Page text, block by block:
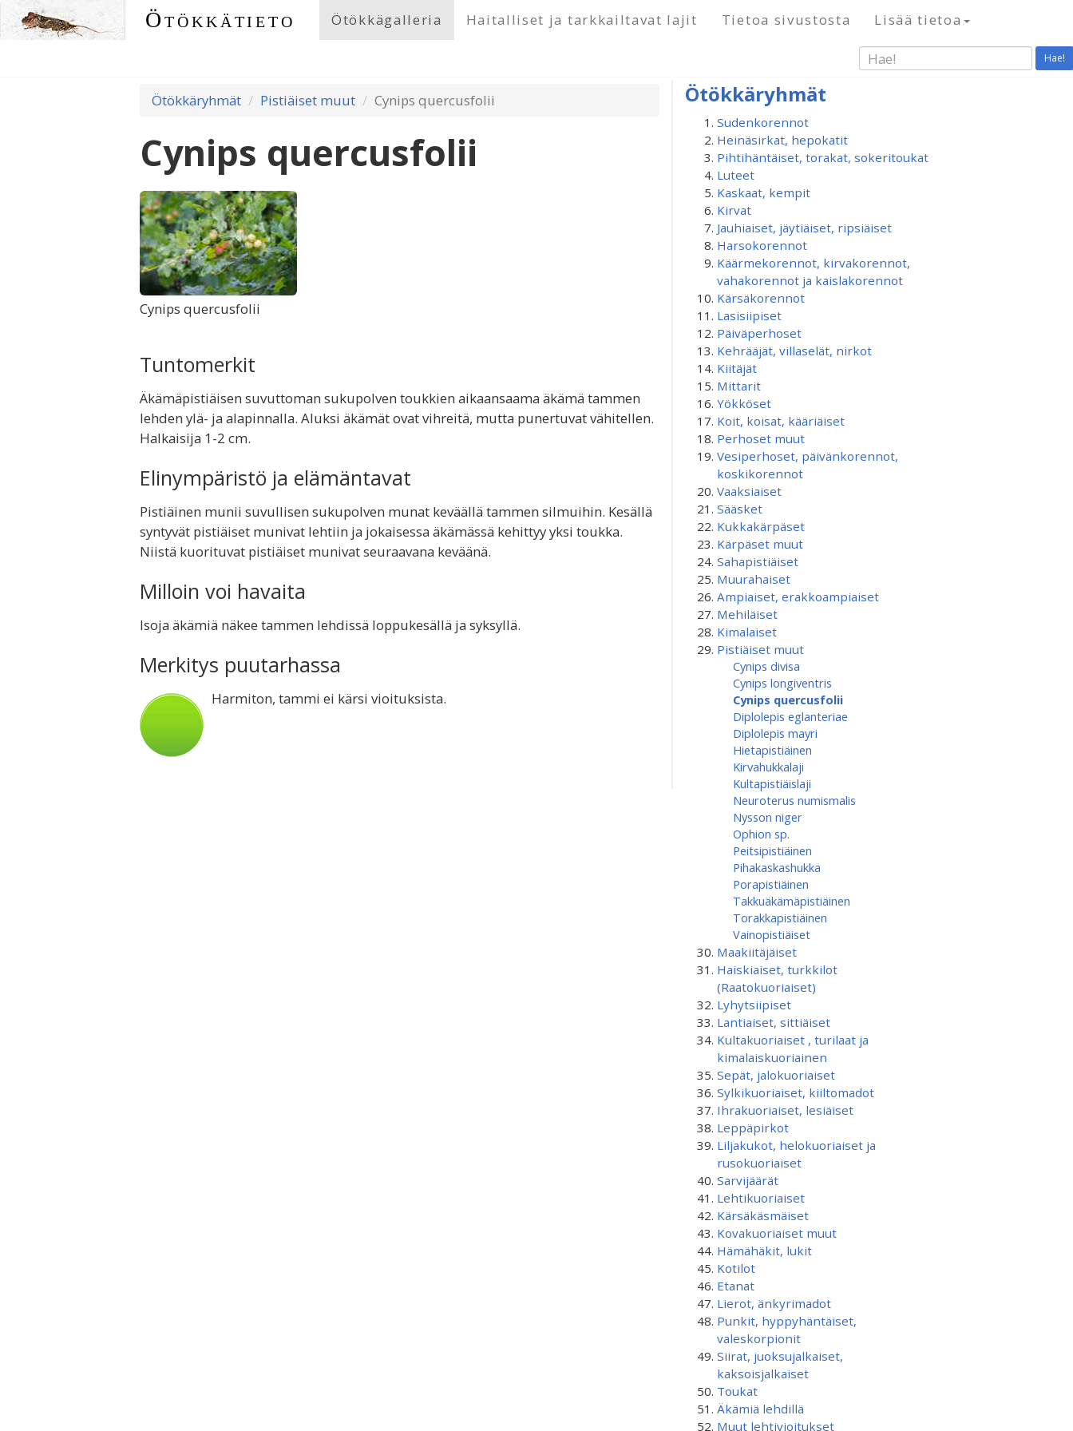
Ötökkätieto Ötökkägalleria Haitalliset ja tarkkailtavat lajit Tietoa sivustosta Lisää tietoa
Hae!
Ötökkäryhmät Pistiäiset muut Cynips quercusfolii
Cynips quercusfolii
Cynips quercusfolii
Tuntomerkit
Äkämäpistiäisen suvuttoman sukupolven toukkien aikaansaama äkämä tammen
lehden ylä- ja alapinnalla. Aluksi äkämät ovat vihreitä, mutta punertuvat vähitellen.
Halkaisija 1-2 cm.
Elinympäristö ja elämäntavat
Pistiäinen munii suvullisen sukupolven munat keväällä tammen silmuihin. Kesällä
syntyvät pistiäiset munivat lehtiin ja jokaisessa äkämässä kehittyy yksi toukka.
Niistä kuorituvat pistiäiset munivat seuraavana keväänä.
Milloin voi havaita
Isoja äkämiä näkee tammen lehdissä loppukesällä ja syksyllä.
Merkitys puutarhassa
Harmiton, tammi ei kärsi vioituksista.
Ötökkäryhmät
Sudenkorennot
Heinäsirkat, hepokatit
Pihtihäntäiset, torakat, sokeritoukat
Luteet
Kaskaat, kempit
Kirvat
Jauhiaiset, jäytiäiset, ripsiäiset
Harsokorennot
Käärmekorennot, kirvakorennot,
vahakorennot ja kaislakorennot
Kärsäkorennot
Lasisiipiset
Päiväperhoset
Kehrääjät, villaselät, nirkot
Kiitäjät
Mittarit
Yökköset
Koit, koisat, kääriäiset
Perhoset muut
Vesiperhoset, päivänkorennot,
koskikorennot
Vaaksiaiset
Sääsket
Kukkakärpäset
Kärpäset muut
Sahapistiäiset
Muurahaiset
Ampiaiset, erakkoampiaiset
Mehiläiset
Kimalaiset
Pistiäiset muut
Cynips divisa
Cynips longiventris
Cynips quercusfolii
Diplolepis eglanteriae
Diplolepis mayri
Hietapistiäinen
Kirvahukkalaji
Kultapistiäislaji
Neuroterus numismalis
Nysson niger
Ophion sp.
Peitsipistiäinen
Pihakaskashukka
Porapistiäinen
Takkuäkämäpistiäinen
Torakkapistiäinen
Vainopistiäiset
Maakiitäjäiset
Haiskiaiset, turkkilot
(Raatokuoriaiset)
Lyhytsiipiset
Lantiaiset, sittiäiset
Kultakuoriaiset , turilaat ja
kimalaiskuoriainen
Sepät, jalokuoriaiset
Sylkikuoriaiset, kiiltomadot
Ihrakuoriaiset, lesiäiset
Leppäpirkot
Liljakukot, helokuoriaiset ja
rusokuoriaiset
Sarvijäärät
Lehtikuoriaiset
Kärsäkäsmäiset
Kovakuoriaiset muut
Hämähäkit, lukit
Kotilot
Etanat
Lierot, änkyrimadot
Punkit, hyppyhäntäiset,
valeskorpionit
Siirat, juoksujalkaiset,
kaksoisjalkaiset
Toukat
Äkämiä lehdillä
Muut lehtivioitukset